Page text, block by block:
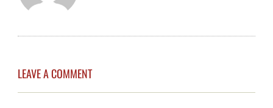
LEAVE A COMMENT